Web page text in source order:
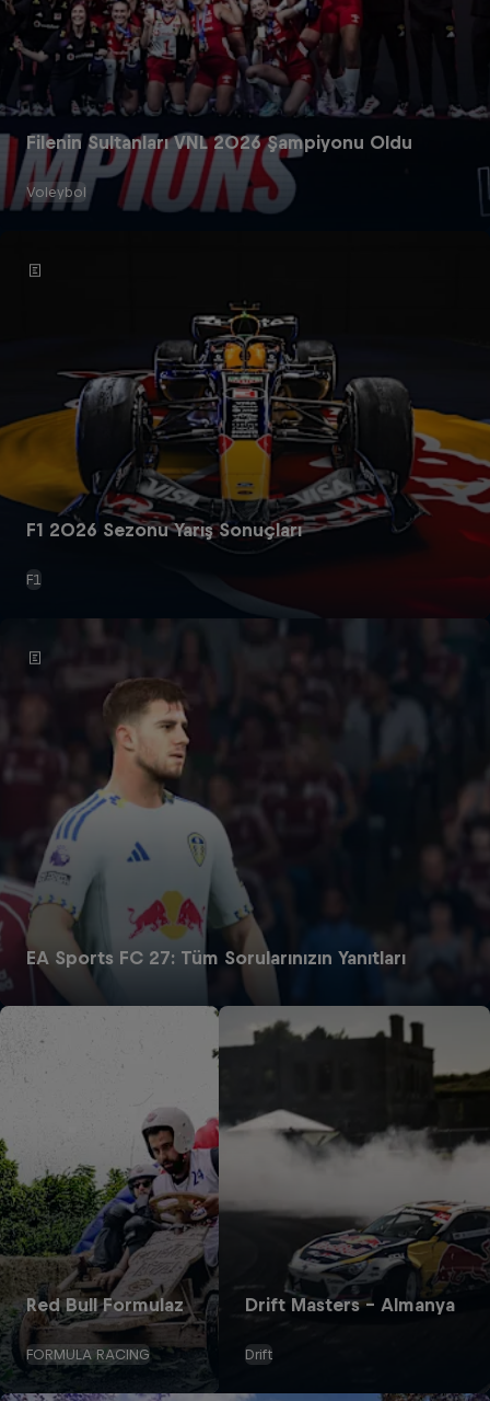
Filenin Sultanları VNL 2026 Şampiyonu Oldu
Voleybol
F1 2026 Sezonu Yarış Sonuçları
F1
EA Sports FC 27: Tüm Sorularınızın Yanıtları
Red Bull Formulaz
FORMULA RACING
Drift Masters – Almanya
Drift